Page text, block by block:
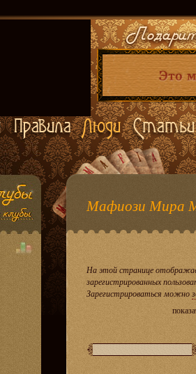
Мафиози Мира
На этой странице
зарегистрированных
Зарегистрироваться можно